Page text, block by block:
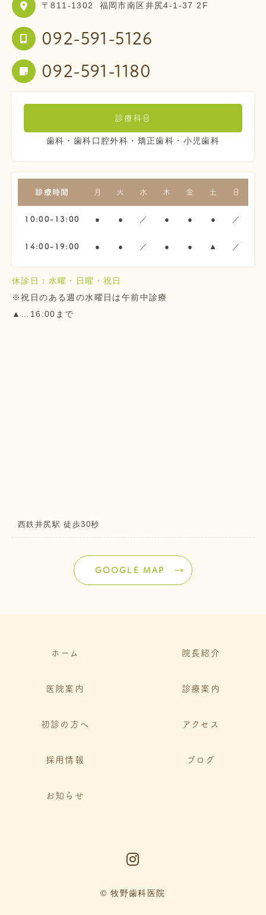
〒811-1302 福岡市南区井尻4-1-37 2F
092-591-5126
092-591-1180
診療科目
歯科・歯科口腔外科・矯正歯科・小児歯科
診療時間 月 火 水 木 金 土 日
10:00-13:00 ● ● ／ ● ● ● ／
14:00-19:00 ● ● ／ ● ● ▲ ／
休診日：水曜・日曜・祝日
※祝日のある週の水曜日は午前中診療
▲…16:00まで
西鉄井尻駅 徒歩30秒
GOOGLE MAP
ホーム 院長紹介
医院案内 診療案内
初診の方へ アクセス
採用情報 ブログ
お知らせ
© 牧野歯科医院